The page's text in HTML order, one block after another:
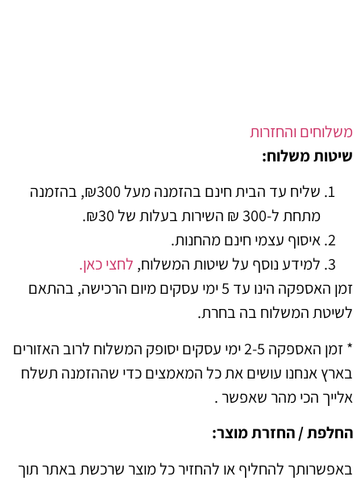
והחזרות
משלוח:
שליח עד הבית חינם בהזמנה מעל ₪300, בהזמנה
מתחת ל-300 ₪ השירות בעלות של ₪30.
איסוף עצמי חינם מהחנות.
למידע נוסף על שיטות המשלוח,לחצי כאן.
זמן האספקה הינו עד 5 ימי עסקים מיום הרכישה, בהתאם
המשלוח בה בחרת.
* זמן האספקה 2-5 ימי עסקים יסופק המשלוח לרוב האזורים
עושים את כל המאמצים כדי שההזמנה תשלח
הכי מהר שאפשר .
/ החזרת מוצר:
להחליף או להחזיר כל מוצר שרכשת באתר תוך